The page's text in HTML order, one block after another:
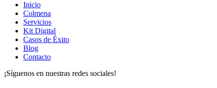
Inicio
Colmena
Servicios
Kit Digital
Casos de Éxito
Blog
Contacto
¡Síguenos en nuestras redes sociales!